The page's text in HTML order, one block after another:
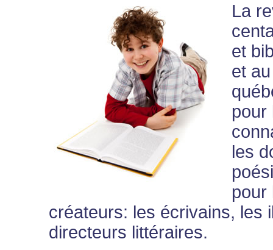
La
et
et
pour
les
pour
créateurs: les écrivains, les
directeurs littéraires.